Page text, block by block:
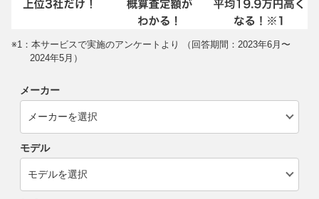
※1：本サービスで実施のアンケートより （回答期間：2023年6月〜
2024年5月）
メーカー
モデル